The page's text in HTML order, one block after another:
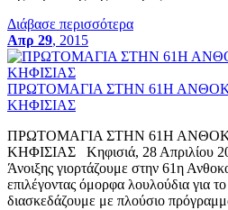
Διάβασε περισσότερα
Απρ 29, 2015
ΠΡΩΤΟΜΑΓΙΑ ΣΤΗΝ 61Η
ΚΗΦΙΣΙΑΣ
ΠΡΩΤΟΜΑΓΙΑ ΣΤΗΝ 61Η
ΚΗΦΙΣΙΑΣ Κηφισιά, 28 Απριλίου
Άνοιξης γιορτάζουμε στην 61η
επιλέγοντας όμορφα λουλούδια για
διασκεδάζουμε με πλούσιο